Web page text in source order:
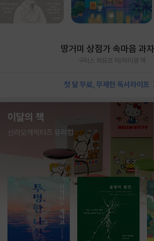
땅거미 상점가 속마음 과
구리스 히요코 저/마미영 역
첫 달 무료, 무제한 독서라이프
이달의 책
산리오캐릭터즈 유리컵